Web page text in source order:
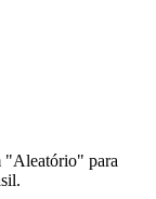
"Aleatório" para